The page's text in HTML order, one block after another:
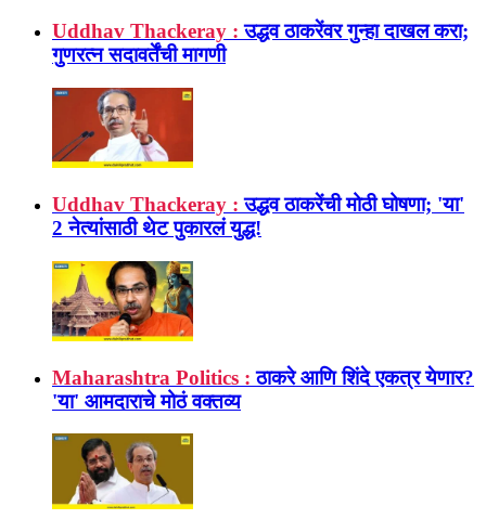
Uddhav Thackeray : उद्धव ठाकरेंवर गुन्हा दाखल करा;
गुणरत्न सदावर्तेंची मागणी
Uddhav Thackeray : उद्धव ठाकरेंची मोठी घोषणा; 'या'
2 नेत्यांसाठी थेट पुकारलं युद्ध!
Maharashtra Politics : ठाकरे आणि शिंदे एकत्र येणार?
'या' आमदाराचे मोठं वक्तव्य